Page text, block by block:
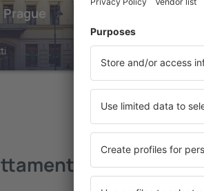
Praga,
a Praga